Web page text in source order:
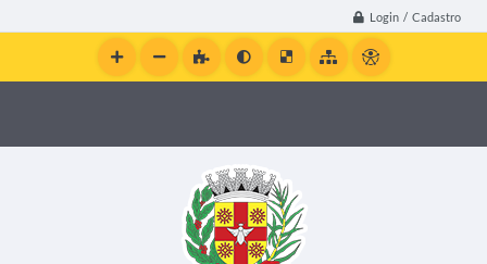
Login / Cadastro